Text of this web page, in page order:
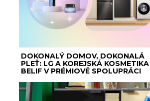
DOKONALÝ DOMOV, DOKONALÁ
PLEŤ: LG A KOREJSKÁ KOSMETIKA
BELIF V PRÉMIOVÉ SPOLUPRÁCI